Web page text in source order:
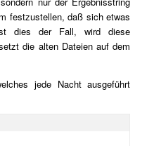
festzustellen, daß sich etwas
dies der Fall, wird diese
die alten Dateien auf dem
jede Nacht ausgeführt